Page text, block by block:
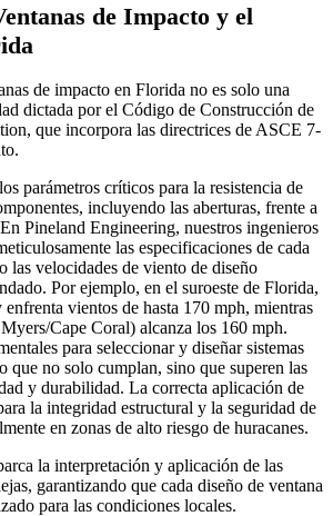
de Impacto y el
de impacto en Florida no es solo una
dictada por el Código de Construcción de
que incorpora las directrices de ASCE 7-
parámetros críticos para la resistencia de
incluyendo las aberturas, frente a
Pineland Engineering, nuestros ingenieros
las especificaciones de cada
las velocidades de viento de diseño
Por ejemplo, en el suroeste de Florida,
vientos de hasta 170 mph, mientras
Cape Coral) alcanza los 160 mph.
para seleccionar y diseñar sistemas
que no solo cumplan, sino que superen las
y durabilidad. La correcta aplicación de
la integridad estructural y la seguridad de
en zonas de alto riesgo de huracanes.
la interpretación y aplicación de las
garantizando que cada diseño de ventana
para las condiciones locales.